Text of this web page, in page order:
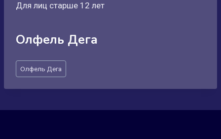
Для лиц старше 12 лет
Олфель Дега
Метки
записи:
Олфель Дега